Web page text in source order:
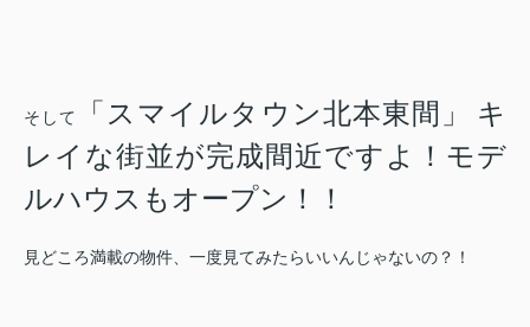
そして 「スマイルタウン北本東間」
キ
レイな街並が完成間近ですよ！モデ
ルハウスもオープン！！
見どころ満載の物件、一度見てみたらいいんじゃないの？！